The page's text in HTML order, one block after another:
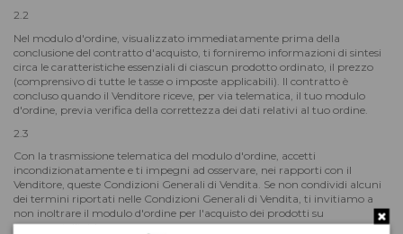
2.2
Nel modulo d'ordine, visualizzato immediatamente prima della
conclusione del contratto d'acquisto, ti forniremo informazioni di sintesi
circa le caratteristiche essenziali di ciascun prodotto ordinato, il prezzo
(comprensivo di tutte le tasse o imposte applicabili). Il contratto è
concluso quando il Venditore riceve, per via telematica, il tuo modulo
d'ordine, previa verifica della correttezza dei dati relativi al tuo ordine.
2.3
Con la trasmissione telematica del modulo d'ordine, accetti
incondizionatamente e ti impegni ad osservare, nei rapporti con il
Venditore, queste Condizioni Generali di Vendita. Se non condividi alcuni
dei termini riportati nelle Condizioni Generali di Vendita, ti invitiamo a
non inoltrare il modulo d'ordine per l'acquisto dei prodotti su
www.castellinishop.com